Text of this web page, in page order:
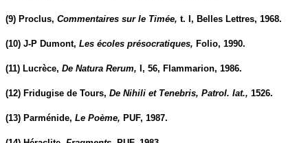
(9) Proclus,Commentaires sur le Timée, t. I, Belles Lettres, 1968.
(10) J-P Dumont,Les écoles présocratiques, Folio, 1990.
(11) Lucrèce,De Natura Rerum, I, 56, Flammarion, 1986.
(12) Fridugise de Tours,De Nihili et Tenebris, Patrol. Iat., 1526.
(13) Parménide,Le Poème, PUF, 1987.